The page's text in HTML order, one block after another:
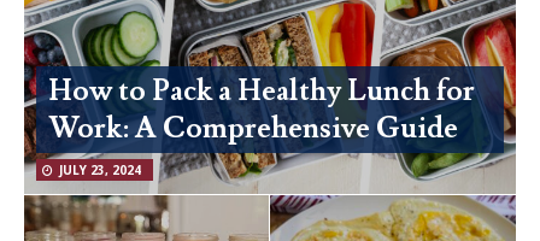
How to Pack a Healthy Lunch for
Work: A Comprehensive Guide
JULY 23, 2024